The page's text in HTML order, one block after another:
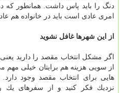
دنگ را باید پاس داشت. همانطور كه
امری عادی است باید در خانواده هم
از این شهرها غافل نشوید
اگر مشكل انتخاب مقصد را دارید یعنی
از سویی هزینه هم برایتان خیلی مهم
هایی برای انتخاب مقصد وجود
نزدیك فكر كنید و از سفرهای یك